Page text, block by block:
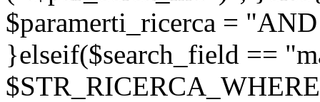
$paramerti_ricerca =
}elseif($search_field ==